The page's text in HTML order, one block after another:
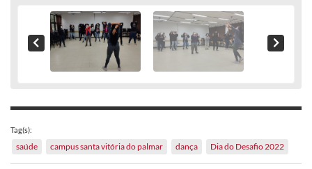
Tag(s):
saúde campus santa vitória do palmar dança Dia do Desafio 2022